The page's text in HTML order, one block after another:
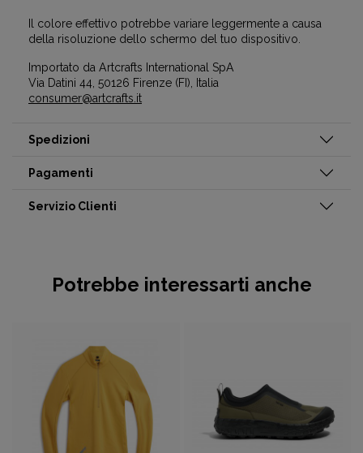
Il colore effettivo potrebbe variare leggermente a causa
della risoluzione dello schermo del tuo dispositivo.
Importato da Artcrafts International SpA
Via Datini 44, 50126 Firenze (FI), Italia
consumer@artcrafts.it
Spedizioni
Pagamenti
Servizio Clienti
Potrebbe interessarti anche